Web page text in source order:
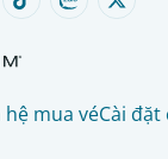
hệ mua véCài đặt